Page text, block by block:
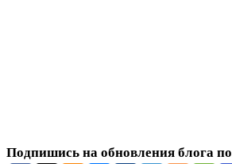
Подпишись на обновления блога по